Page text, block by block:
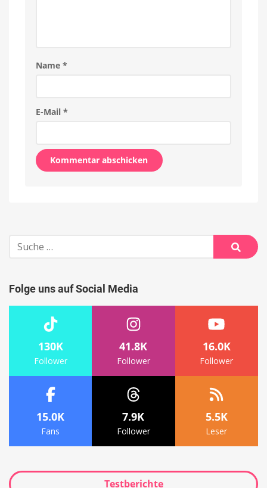
Name *
E-Mail *
Suche
nach:
Suche
Folge uns auf Social Media
130K
Follower
41.8K
Follower
16.0K
Follower
15.0K
Fans
7.9K
Follower
5.5K
Leser
Testberichte